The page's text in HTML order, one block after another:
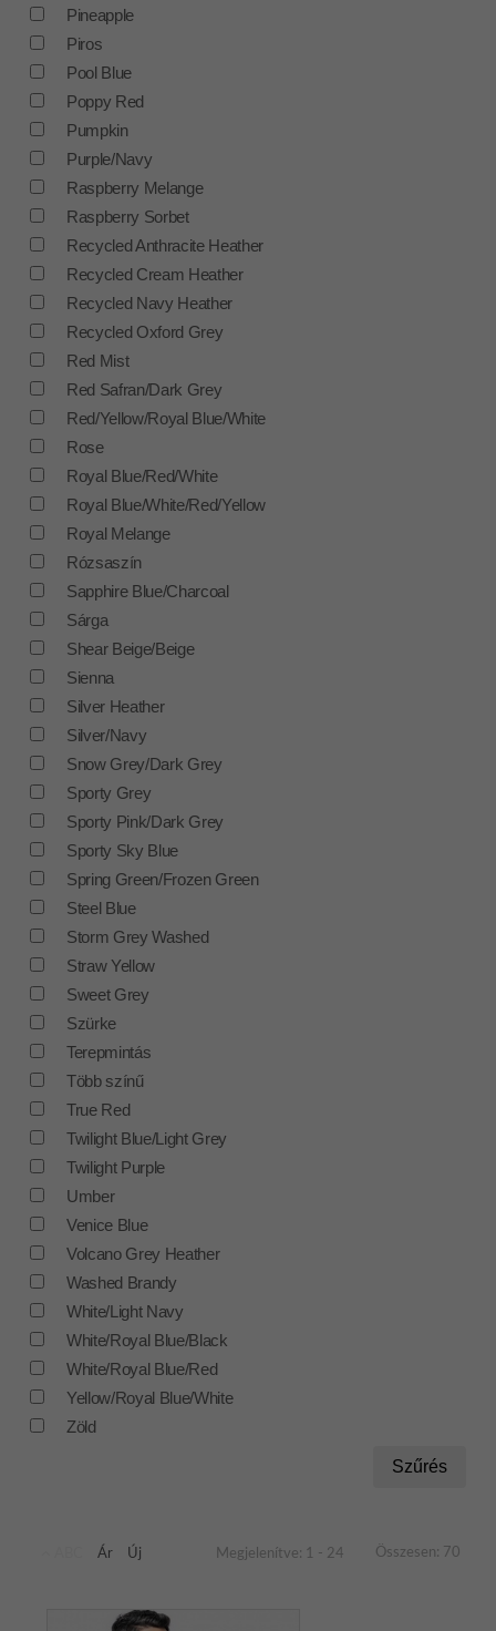
Pineapple
Piros
Pool Blue
Poppy Red
Pumpkin
Purple/Navy
Raspberry Melange
Raspberry Sorbet
Recycled Anthracite Heather
Recycled Cream Heather
Recycled Navy Heather
Recycled Oxford Grey
Red Mist
Red Safran/Dark Grey
Red/Yellow/Royal Blue/White
Rose
Royal Blue/Red/White
Royal Blue/White/Red/Yellow
Royal Melange
Rózsaszín
Sapphire Blue/Charcoal
Sárga
Shear Beige/Beige
Sienna
Silver Heather
Silver/Navy
Snow Grey/Dark Grey
Sporty Grey
Sporty Pink/Dark Grey
Sporty Sky Blue
Spring Green/Frozen Green
Steel Blue
Storm Grey Washed
Straw Yellow
Sweet Grey
Szürke
Terepmintás
Több színű
True Red
Twilight Blue/Light Grey
Twilight Purple
Umber
Venice Blue
Volcano Grey Heather
Washed Brandy
White/Light Navy
White/Royal Blue/Black
White/Royal Blue/Red
Yellow/Royal Blue/White
Zöld
Szűrés
Ár Új Megjelenítve: 1 - 24 Összesen: 70